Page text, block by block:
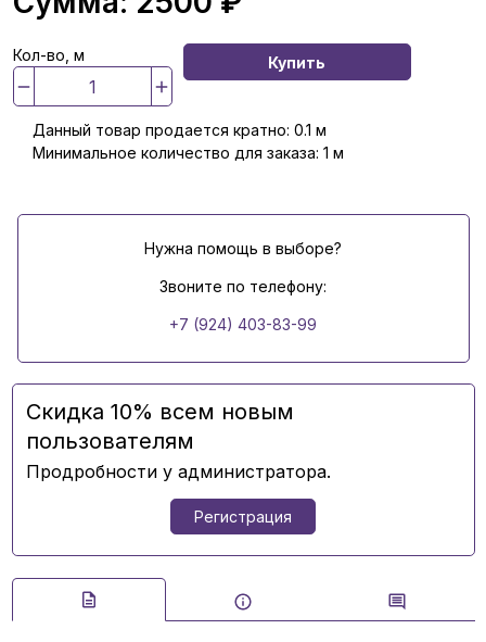
Кол-во, м Купить
Данный товар продается кратно: 0.1 м
Минимальное количество для заказа: 1 м
Нужна помощь в выборе?
Звоните по телефону:
+7 (924) 403-83-99
Скидка 10% всем новым
пользователям
Продробности у администратора.
Регистрация